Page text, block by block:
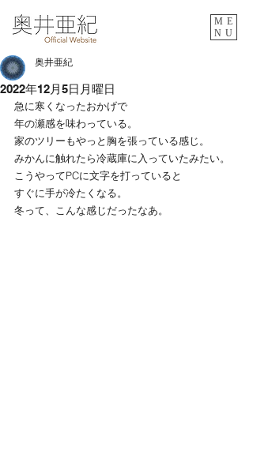
ME
NU
2022年12月5日月曜日
奥井亜紀
急に寒くなったおかげで
年の瀬感を味わっている。
家のツリーもやっと胸を張っている感じ。
みかんに触れたら冷蔵庫に入っていたみたい。
こうやってPCに文字を打っていると
すぐに手が冷たくなる。
冬って、こんな感じだったなあ。